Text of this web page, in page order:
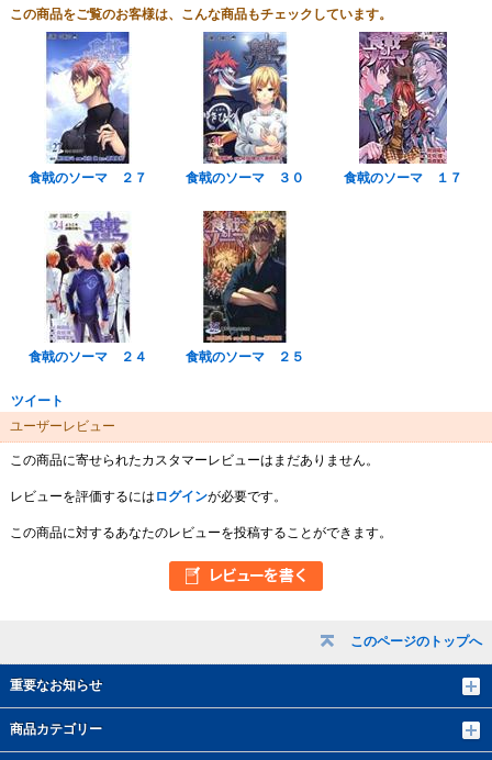
このページのトップへ
重要なお知らせ
商品カテゴリー
この商品をご覧のお客様は、こんな商品もチェックしています。
食戟のソーマ ２７ 食戟のソーマ ３０ 食戟のソーマ １７
食戟のソーマ ２４ 食戟のソーマ ２５
ツイート
ユーザーレビュー
この商品に寄せられたカスタマーレビューはまだありません。
レビューを評価するには ログインが必要です。
この商品に対するあなたのレビューを投稿することができます。